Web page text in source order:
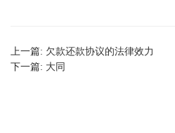
上一篇: 欠款还款协议的法律效力
下一篇: 大同